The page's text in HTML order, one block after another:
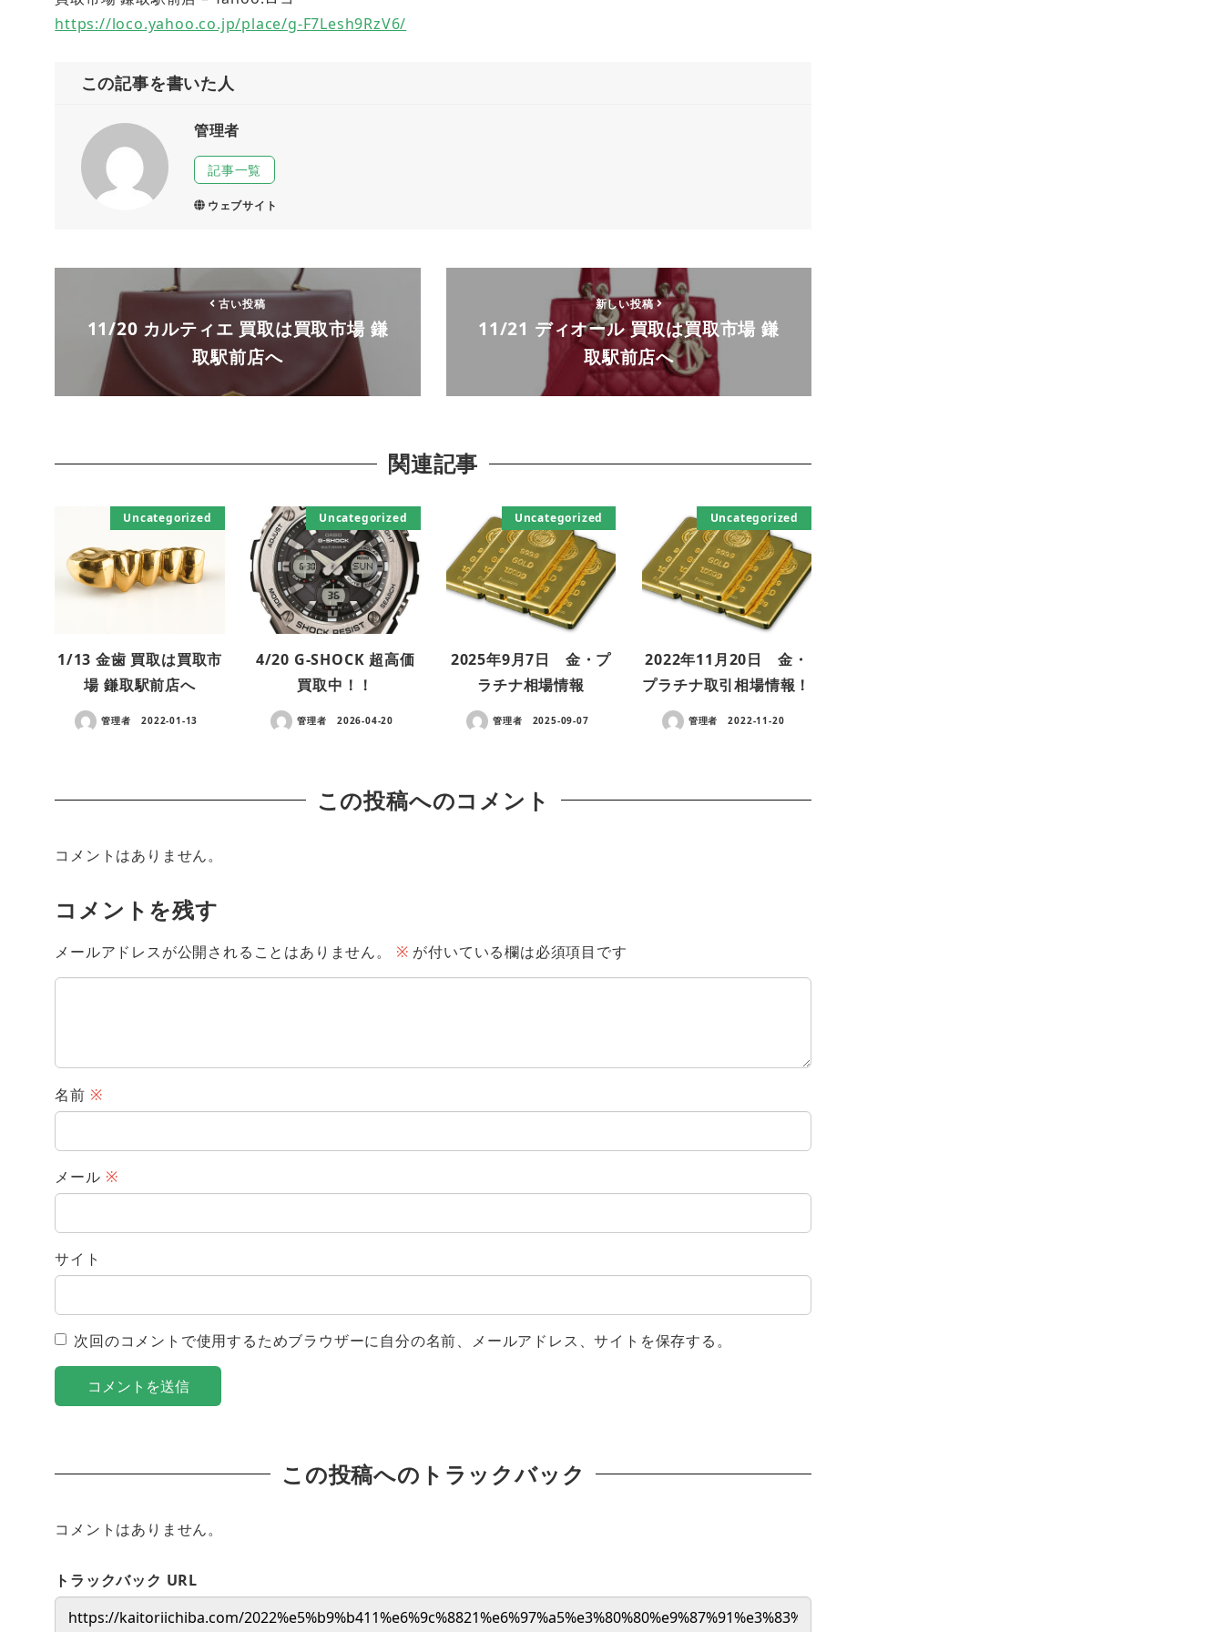
https://loco.yahoo.co.jp/place/g-F7Lesh9RzV6/
この記事を書いた人
管理者
記事一覧
ウェブサイト
古い投稿
11/20 カルティエ 買取は買取市場 鎌
取駅前店へ
新しい投稿
11/21 ディオール 買取は買取市場 鎌
取駅前店へ
関連記事
Uncategorized
1/13 金歯 買取は買取市
場 鎌取駅前店へ
管理者 2022-01-13
Uncategorized
4/20 G-SHOCK 超高価
買取中！！
管理者 2026-04-20
Uncategorized
2025年9月7日 金・プ
ラチナ相場情報
管理者 2025-09-07
Uncategorized
2022年11月20日 金・
プラチナ取引相場情報！
管理者 2022-11-20
この投稿へのコメント
コメントはありません。
コメントを残す
メールアドレスが公開されることはありません。 ※ が付いている欄は必須項目です
名前 ※
メール ※
サイト
次回のコメントで使用するためブラウザーに自分の名前、メールアドレス、サイトを保存する。
この投稿へのトラックバック
コメントはありません。
トラックバック URL